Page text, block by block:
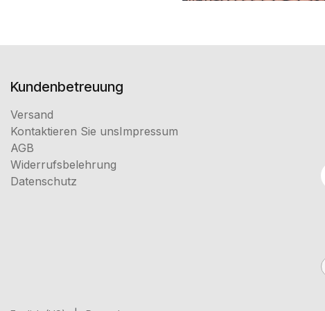
Kundenbetreuung
Versand
Kontaktieren Sie unsImpressum
AGB
Widerrufsbelehrung
Datenschutz